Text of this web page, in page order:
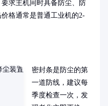
求主机同时具备防尘、防
格通常是普通工业机的2-
密封条是防尘的第
一道防线，建议每
季度检查一次，发